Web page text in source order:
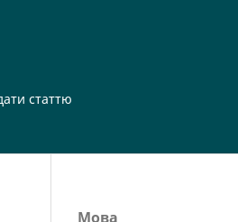
статтю
Мова